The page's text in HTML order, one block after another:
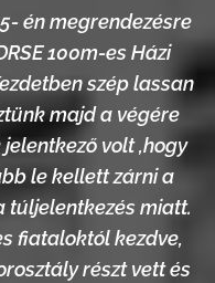
én megrendezésre
100m-es Házi
szép lassan
majd a végére
volt ,hogy
le kellett zárni a
túljelentkezés miatt.
fiataloktól kezdve,
részt vett és